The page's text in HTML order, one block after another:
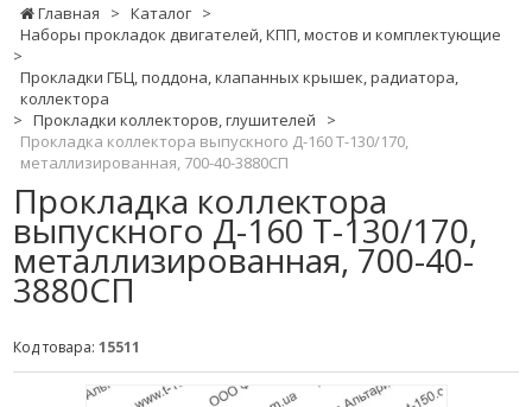
Главная > Каталог >
Наборы прокладок двигателей, КПП, мостов и комплектующие
>
Прокладки ГБЦ, поддона, клапанных крышек, радиатора,
коллектора
> Прокладки коллекторов, глушителей
>
Прокладка коллектора выпускного Д-160 Т-130/170,
металлизированная, 700-40-3880СП
Прокладка коллектора
выпускного Д-160 Т-130/170,
металлизированная, 700-40-
3880СП
Код товара: 15511